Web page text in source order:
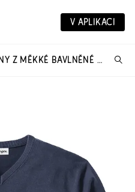
V APLIKACI
SVETR Z JEMNÉ PLETENINY Z MĚKKÉ BAVLNĚNÉ SMĚSI